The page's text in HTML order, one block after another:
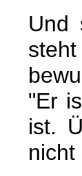
Und
"Er
ist.
nicht